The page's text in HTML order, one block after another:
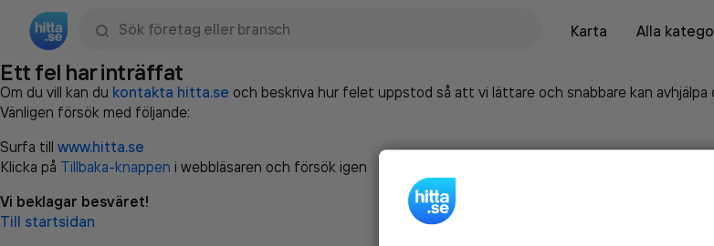
Karta
Alla
Ett fel har inträffat
Om du vill kan du kontakta hitta.se och beskriva hur felet uppstod så att vi lättare och snabbare kan avhjälpa
Vänligen försök med följande:
Surfa till www.hitta.se
Klicka på Tillbaka-knappen i webbläsaren och försök igen
Vi beklagar besväret!
Till startsidan